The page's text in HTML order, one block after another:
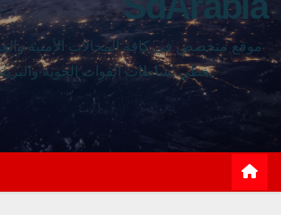
موقع متخصص في كافة المجالات الأمنية
يغطي نشاطات القوات الجوية والبرية